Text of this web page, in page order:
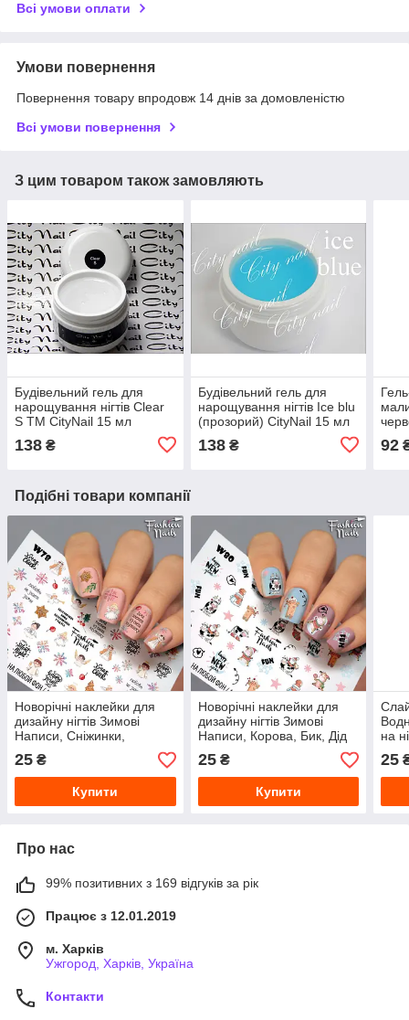
Всі умови оплати
Умови повернення
Повернення товару впродовж 14 днів за домовленістю
Всі умови повернення
З цим товаром також замовляють
Будівельний гель для
нарощування нігтів Clear
S ТМ CityNail 15 мл
138 ₴
Будівельний гель для
нарощування нігтів Ice blu
(прозорий) CityNail 15 мл
138₴
Nail
92
Подібні товари компанії
Новорічні наклейки для
дизайну нігтів Зимові
Написи, Сніжинки,
Янголятко - слайдер-
дизайн Fashion Nails W78
25 ₴
Купити
Новорічні наклейки для
дизайну нігтів Зимові
Написи, Корова, Бик, Дід
Мороз слайдер-дизайн
Fashion Nails W80
25₴
Купити
на
25
Про нас
99% позитивних з 169 відгуків за рік
Працює з 12.01.2019
м. Харків
Ужгород, Харків, Україна
Контакти